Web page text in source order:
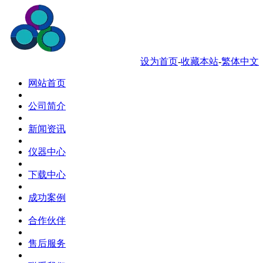
设为首页-收藏本站-繁体中文
网站首页
公司简介
新闻资讯
仪器中心
下载中心
成功案例
合作伙伴
售后服务